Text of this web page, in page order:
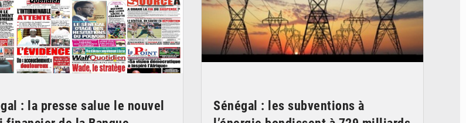
: la presse salue le nouvel
Sénégal : les subventions à